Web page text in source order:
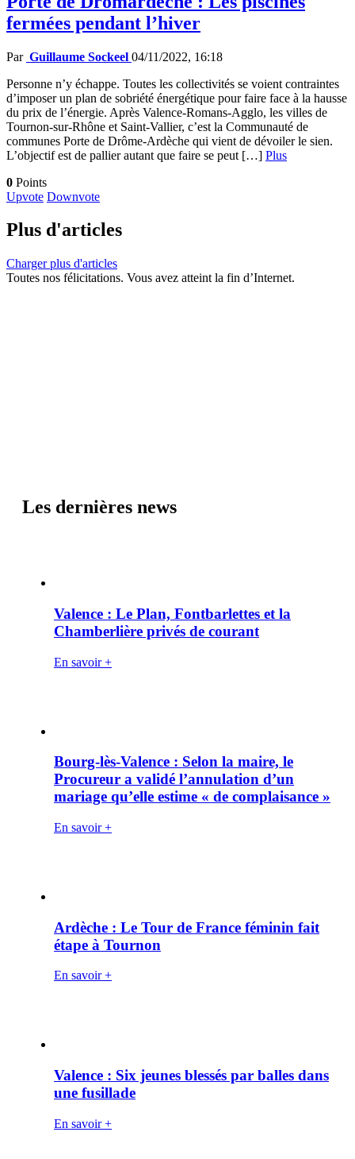
fermées pendant l’hiver
Par Guillaume Sockeel 04/11/2022, 16:18
Personne n’y échappe. Toutes les collectivités se voient contraintes
d’imposer un plan de sobriété énergétique pour faire face à la hausse
du prix de l’énergie. Après Valence-Romans-Agglo, les villes de
Tournon-sur-Rhône et Saint-Vallier, c’est la Communauté de
communes Porte de Drôme-Ardèche qui vient de dévoiler le sien.
L’objectif est de pallier autant que faire se peut […] Plus
0 Points
Upvote Downvote
Plus d'articles
Charger plus d'articles
Toutes nos félicitations. Vous avez atteint la fin d’Internet.
Les dernières news
Valence : Le Plan, Fontbarlettes et la
Chamberlière privés de courant
En savoir +
Bourg-lès-Valence : Selon la maire, le
Procureur a validé l’annulation d’un
mariage qu’elle estime « de complaisance »
En savoir +
Ardèche : Le Tour de France féminin fait
étape à Tournon
En savoir +
Valence : Six jeunes blessés par balles dans
une fusillade
En savoir +